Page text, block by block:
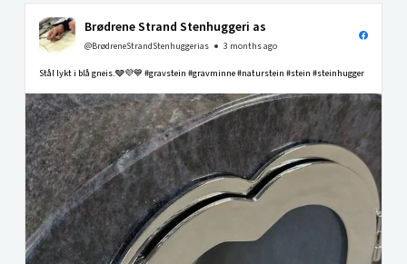
Brødrene Strand Stenhuggeri as
@BrødreneStrandStenhuggerias 3 months ago
Stål lykt i blå gneis.🩶💜💙 #gravstein #gravminne #naturstein #stein #steinhugger